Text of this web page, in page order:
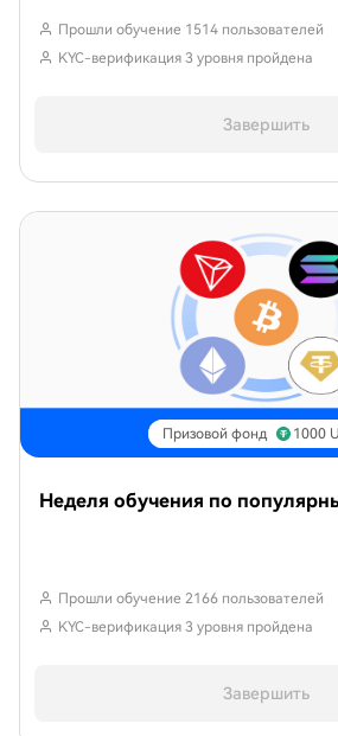
Прошли обучение 1514 пользователей
KYC-верификация 3 уровня пройдена
Завершить
Призовой фонд 1000
Неделя обучения по
Прошли обучение 2166 пользователей
KYC-верификация 3 уровня пройдена
Завершить